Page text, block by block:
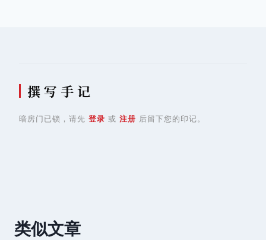
撰 写 手 记
暗房门已锁，请先 登录 或 注册 后留下您的印记。
类似文章